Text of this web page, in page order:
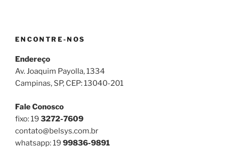
ENCONTRE-NOS
Endereço
Av. Joaquim Payolla, 1334
Campinas, SP, CEP: 13040-201
Fale Conosco
fixo: 19 3272-7609
contato@belsys.com.br
whatsapp: 19 99836-9891